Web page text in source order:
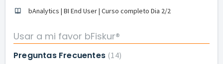
bAnalytics | BI End User | Curso completo Dia 2/2
Usar a mi favor bFiskur®︎
Preguntas Frecuentes 14